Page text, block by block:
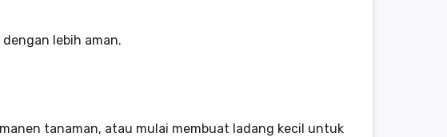
lebih aman.
tanaman, atau mulai membuat ladang kecil untuk